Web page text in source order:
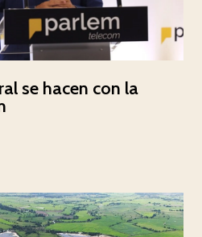
se hacen con la